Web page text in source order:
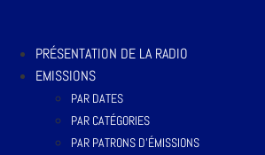
PRÉSENTATION DE LA RADIO
EMISSIONS
PAR DATES
PAR CATÉGORIES
PAR PATRONS D’ÉMISSIONS